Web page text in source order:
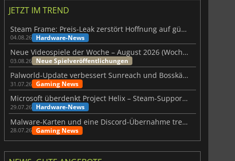
JETZT IM TREND
Steam Frame: Preis-Leak zerstört Hoffnung auf günstiges VR-Headset
04.08.26 Hardware-News
Neue Videospiele der Woche – August 2026 (Woche 32)
03.08.26 Neue Spielveröffentlichungen
Palworld-Update verbessert Sunreach und Bosskämpfe deutlich
31.07.26 Gaming News
Microsoft überdenkt Project Helix – Steam-Support gefährdet
29.07.26 Hardware-News
Malware-Karten und eine Discord-Übernahme treffen Meccha Chameleon
28.07.26 Gaming News